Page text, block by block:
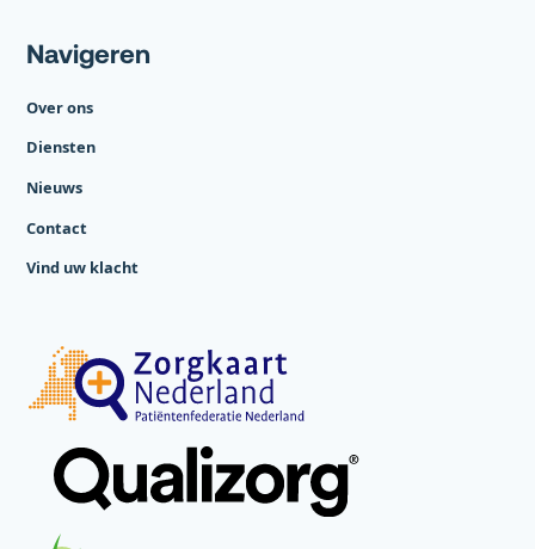
Navigeren
Over ons
Diensten
Nieuws
Contact
Vind uw klacht